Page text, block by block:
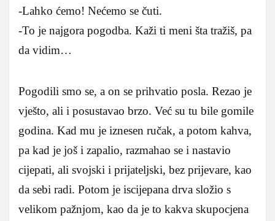
-Lahko ćemo! Nećemo se čuti.
-To je najgora pogodba. Kaži ti meni šta tražiš, pa
da vidim…
Pogodili smo se, a on se prihvatio posla. Rezao je
vješto, ali i posustavao brzo. Već su tu bile gomile
godina. Kad mu je iznesen ručak, a potom kahva,
pa kad je još i zapalio, razmahao se i nastavio
cijepati, ali svojski i prijateljski, bez prijevare, kao
da sebi radi. Potom je iscijepana drva složio s
velikom pažnjom, kao da je to kakva skupocjena